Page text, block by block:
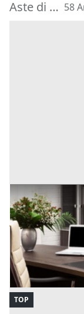
Aste di Uffici e Studi Privati Padova 58
Uffici e Studi
Padova (Padova)
Offerta minima
40.500 €
Codice asta:
12/10/2026
TOP